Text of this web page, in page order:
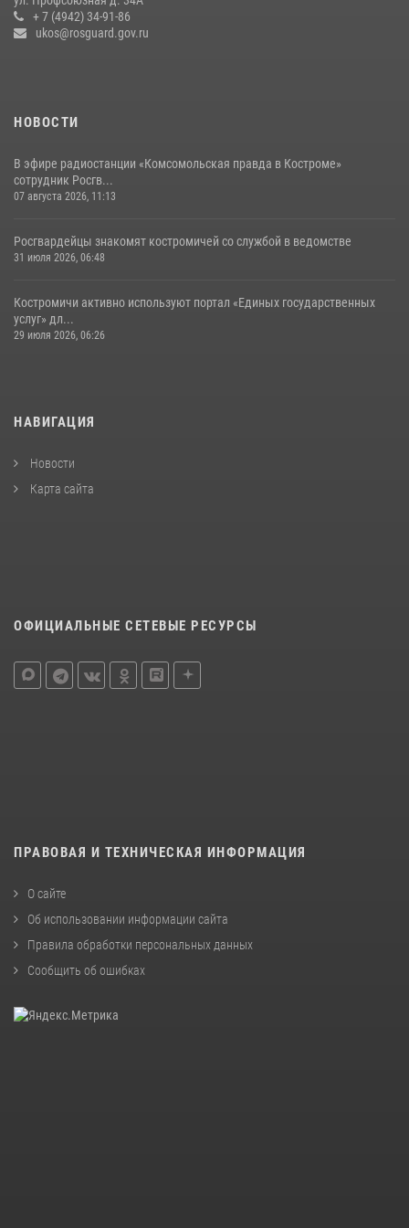
Ивана Кирилловича Яковлева
04 августа 2026, 11:35
+ 7 (4942) 34-91-86
ukos@rosguard.gov.ru
НОВОСТИ
В эфире радиостанции «Комсомольская правда в Костроме»
сотрудник Росгв...
07 августа 2026, 11:13
Росгвардейцы знакомят костромичей со службой в ведомстве
31 июля 2026, 06:48
Костромичи активно используют портал «Единых государственных
услуг» дл...
29 июля 2026, 06:26
НАВИГАЦИЯ
Новости
Карта сайта
ОФИЦИАЛЬНЫЕ СЕТЕВЫЕ РЕСУРСЫ
ПРАВОВАЯ И ТЕХНИЧЕСКАЯ ИНФОРМАЦИЯ
О сайте
Об использовании информации сайта
Правила обработки персональных данных
Сообщить об ошибках